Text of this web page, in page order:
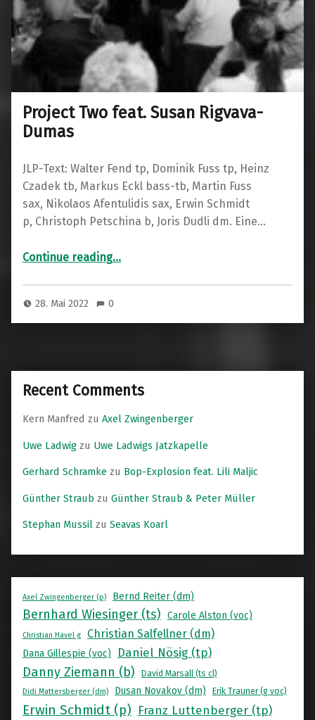
Project Two feat. Susan Rigvava-
Dumas
JLP-Text: Walter Fend tp, Dominik Fuss tp, Heinz
Czadek tb, Markus Eckl bass-tb, Martin Fuss
sax, Nikolaos Afentulidis sax, Erwin Schmidt
p, Christoph Petschina b, Joris Dudli dm. Eine…
Continue reading“Project Two feat. Susan Rigvava-Dumas”
…
28. Mai 2022 0
Recent Comments
Kern Manfred zu Axel Zwingenberger
Uwe Ladwig zu Uwe Ladwigs Jatzkapelle
Gerhard Schramke zu Bop-Explosion feat. Lili Maljic
Günther Straub zu Günther Straub & Peter Müller
Stephan Mussil zu Seavas Koarl
Axel Zwingenberger (p) Bernd Reiter (dm)
Bernhard Wiesinger (ts) Carole Alston (voc)
Christian Havel g Christian Salfellner (dm)
Dana Gillespie (voc) Daniel Nösig (tp)
Danny Ziemann (b) David Marsall (ts cl)
Didi Mattersberger (dm) Dusan Novakov (dm) Erik Trauner (g voc)
Erwin Schmidt (p) Franz Luttenberger (tp)